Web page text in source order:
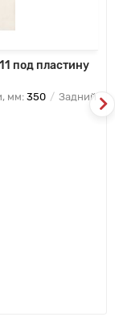
под пластину
мм: 350
Задний